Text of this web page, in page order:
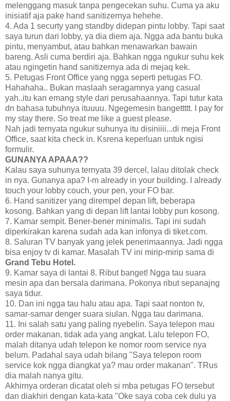
melenggang masuk tanpa pengecekan suhu. Cuma ya aku
inisiatif aja pake hand sanitizernya hehehe.
4. Ada 1 securty yang standby didepan pintu lobby. Tapi saat
saya turun dari lobby, ya dia diem aja. Ngga ada bantu buka
pintu, menyambut, atau bahkan menawarkan bawain
bareng. Asli cuma berdiri aja. Bahkan ngga ngukur suhu kek
atau ngingetin hand sanitizernya ada di mejaq kek.
5. Petugas Front Office yang ngga seperti petugas FO.
Hahahaha.. Bukan maslaah seragamnya yang casual
yah..itu kan emang style dari perusahaannya. Tapi tutur kata
dn bahasa tubuhnya ituuuu. Ngegemesin bangettttt. I pay for
my stay there. So treat me like a guest please.
Nah jadi ternyata ngukur suhunya itu disiniiii...di meja Front
Office, saat kita check in. Ksrena keperluan untuk ngisi
formulir.
GUNANYA APAAA??
Kalau saya suhunya ternyata 39 dercel, lalau ditolak check
in nya. Gunanya apa? I-m already in your building. I already
touch your lobby couch, your pen, your FO bar.
6. Hand sanitizer yang dirempel depan lift, beberapa
kosong. Bahkan yang di depan lift lantai lobby pun kosong.
7. Kamar sempit. Bener-bener minimalis. Tapi ini sudah
diperkirakan karena sudah ada kan infonya di tiket.com.
8. Saluran TV banyak yang jelek penerimaannya. Jadi ngga
bisa enjoy tv di kamar. Masalah TV ini mirip-mirip sama di
Grand Tebu Hotel.
9. Kamar saya di lantai 8. Ribut banget! Ngga tau suara
mesin apa dan bersala darimana. Pokonya ribut sepanajng
saya tidur.
10. Dan ini ngga tau halu atau apa. Tapi saat nonton tv,
samar-samar denger suara siulan. Ngga tau darimana.
11. Ini salah satu yang paling nyebelin. Saya telepon mau
order makanan, tidak ada yang angkat. Lalu telepon FO,
malah ditanya udah telepon ke nomor room service nya
belum. Padahal saya udah bilang "Saya telepon room
service kok ngga diangkat ya? mau order makanan". TRus
dia malah nanya gitu.
Akhirnya orderan dicatat oleh si mba petugas FO tersebut
dan diakhiri dengan kata-kata "Oke saya coba cek dulu ya